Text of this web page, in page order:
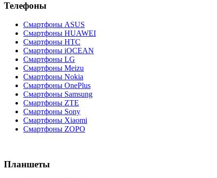
Телефоны
Смартфоны ASUS
Смартфоны HUAWEI
Смартфоны HTC
Смартфоны iOCEAN
Смартфоны LG
Смартфоны Meizu
Смартфоны Nokia
Смартфоны OnePlus
Смартфоны Samsung
Смартфоны ZTE
Смартфоны Sony
Смартфоны Xiaomi
Смартфоны ZOPO
Планшеты